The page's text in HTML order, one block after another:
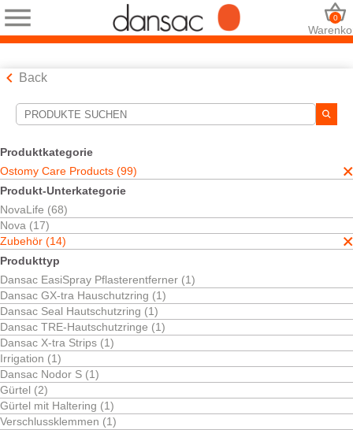
0
Back
Produktkategorie
Ostomy Care Products (99)
Produkt-Unterkategorie
NovaLife (68)
Nova (17)
Zubehör (14)
Produkttyp
Dansac EasiSpray Pflasterentferner (1)
Dansac GX-tra Hauschutzring (1)
Dansac Seal Hautschutzring (1)
Dansac TRE-Hautschutzringe (1)
Dansac X-tra Strips (1)
Irrigation (1)
Dansac Nodor S (1)
Gürtel (2)
Gürtel mit Haltering (1)
Verschlussklemmen (1)
Suchwerkzeuge
Ihre Auswahl:
Ostomy Care Products
Zubehör
Sortieren nach:
Kostenlos testen
Dreifacher Schutz der Haut.